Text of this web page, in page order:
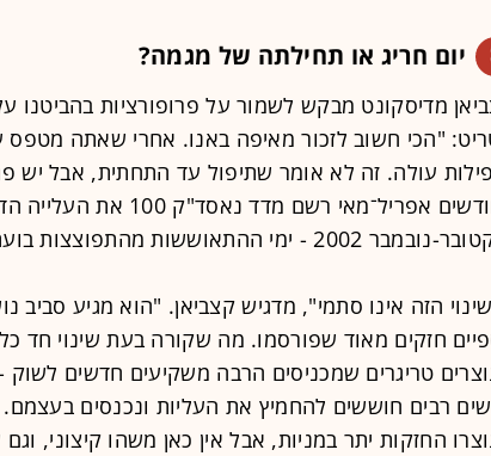
יום חריג או תחילתה של מגמה?
מדיסקונט מבקש לשמור על פרופורציות בהביטנו
"הכי חשוב לזכור מאיפה באנו. אחרי שאתה מטפס
עולה. זה לא אומר שתיפול עד התחתית, אבל יש
בחודשים אפריל־מאי רשם
2002 - ימי ההתאוששות מהתפוצצות בועת ההייטק.
חזקים מאוד שפורסמו. מה שקורה בעת שינוי חד
טריגרים שמכניסים הרבה משקיעים חדשים לשוק
רבים חוששים להחמיץ את העליות ונכנסים
החזקות יתר במניות, אבל אין כאן משהו קיצוני,